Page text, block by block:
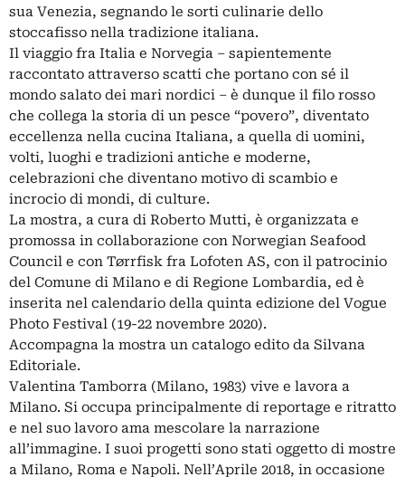
sua Venezia, segnando le sorti culinarie dello
stoccafisso nella tradizione italiana.
Il viaggio fra Italia e Norvegia – sapientemente
raccontato attraverso scatti che portano con sé il
mondo salato dei mari nordici – è dunque il filo rosso
che collega la storia di un pesce “povero”, diventato
eccellenza nella cucina Italiana, a quella di uomini,
volti, luoghi e tradizioni antiche e moderne,
celebrazioni che diventano motivo di scambio e
incrocio di mondi, di culture.
La mostra, a cura di Roberto Mutti, è organizzata e
promossa in collaborazione con Norwegian Seafood
Council e con Tørrfisk fra Lofoten AS, con il patrocinio
del Comune di Milano e di Regione Lombardia, ed è
inserita nel calendario della quinta edizione del Vogue
Photo Festival (19-22 novembre 2020).
Accompagna la mostra un catalogo edito da Silvana
Editoriale.
Valentina Tamborra (Milano, 1983) vive e lavora a
Milano. Si occupa principalmente di reportage e ritratto
e nel suo lavoro ama mescolare la narrazione
all’immagine. I suoi progetti sono stati oggetto di mostre
a Milano, Roma e Napoli. Nell’Aprile 2018, in occasione